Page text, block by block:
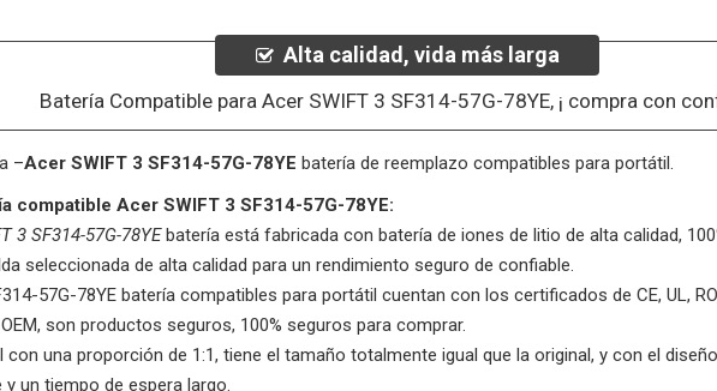
Alta calidad, vida más larga
Batería Compatible para Acer SWIFT 3 SF314-57G-78YE, ¡ compra con
–Acer SWIFT 3 SF314-57G-78YE batería de reemplazo compatibles para portátil.
compatible Acer SWIFT 3 SF314-57G-78YE:
3 SF314-57G-78YEbatería está fabricada con batería de iones de litio de alta calidad,
seleccionada de alta calidad para un rendimiento seguro de confiable.
57G-78YE batería compatibles para portátil cuentan con los certificados de CE, UL,
son productos seguros, 100% seguros para comprar.
con una proporción de 1:1, tiene el tamaño totalmente igual que la original, y con el
un tiempo de espera largo.